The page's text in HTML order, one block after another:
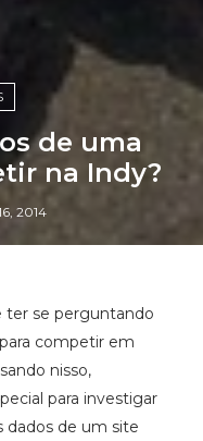
de uma
na Indy?
2014
ter se perguntando
competir em
nisso,
para investigar
dados de um site